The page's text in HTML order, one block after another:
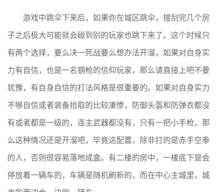
游戏中跳伞下来后，如果你在城区跳伞，搜刮完几个房
子之后极大可能就会碰到别的玩家也跳下来了。这个时候只
有两个选择，要么决一死战要么想办法开溜，如果对自身实
力有自信，也是一名钢枪的信仰玩家，那么请直接上吧不要
犹豫，有自身自信的打法风格是很重要的。如果对自身实力
不够自信或者装备拾取的比较凄惨，防御头盔和防弹衣都没
有或者都是一级的，连主武器都没有，只有一把小手枪，那
么这种情况还是开溜吧，毕竟这配置，除非打的是赤手空拳
的人，否则很容易落地成盒。有二楼的房中，一楼底下是会
停放着一辆车的，车辆是随机刷新的，而在中心主城里，城